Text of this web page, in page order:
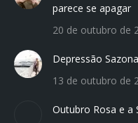
parece se apagar
20 de outubro de
Depressão
13 de outubro de
Outubro Rosa e a